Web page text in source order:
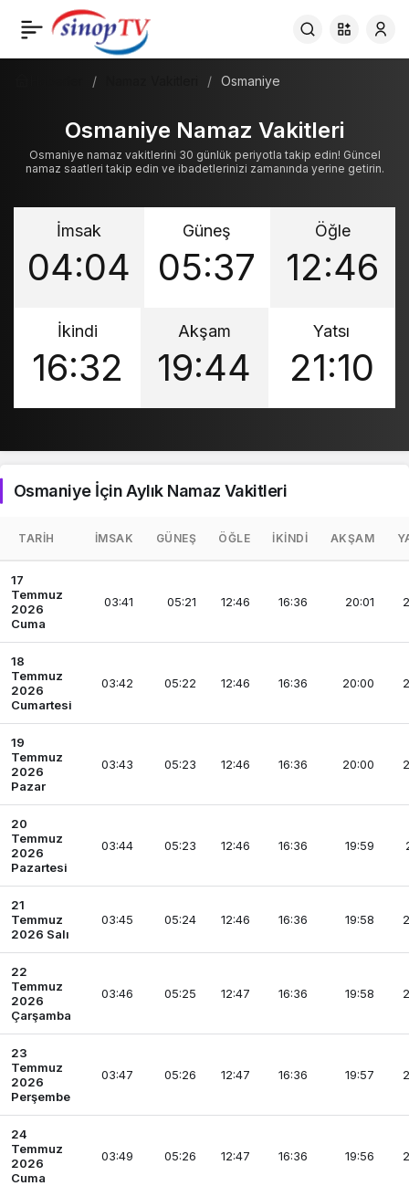
Osmaniye
Osmaniye Namaz Vakitleri
Osmaniye namaz vakitlerini 30 günlük periyotla takip edin! Güncel
namaz saatleri takip edin ve ibadetlerinizi zamanında yerine getirin.
İmsak
04:04
Güneş
05:37
Öğle
12:46
İkindi
16:32
Akşam
19:44
Yatsı
21:10
Osmaniye İçin Aylık Namaz Vakitleri
TARIH İMSAK GÜNEŞ ÖĞLE İKINDI AKŞAM
17
Temmuz
2026
Cuma
03:41 05:21 12:46 16:36 20:01
18
Temmuz
2026
Cumartesi
03:42 05:22 12:46 16:36 20:00
19
Temmuz
2026
Pazar
03:43 05:23 12:46 16:36 20:00
20
Temmuz
2026
Pazartesi
03:44 05:23 12:46 16:36 19:59
21
Temmuz
2026 Salı
03:45 05:24 12:46 16:36 19:58
22
Temmuz
2026
Çarşamba
03:46 05:25 12:47 16:36 19:58
23
Temmuz
2026
Perşembe
03:47 05:26 12:47 16:36 19:57
24
Temmuz
2026
Cuma
03:49 05:26 12:47 16:36 19:56